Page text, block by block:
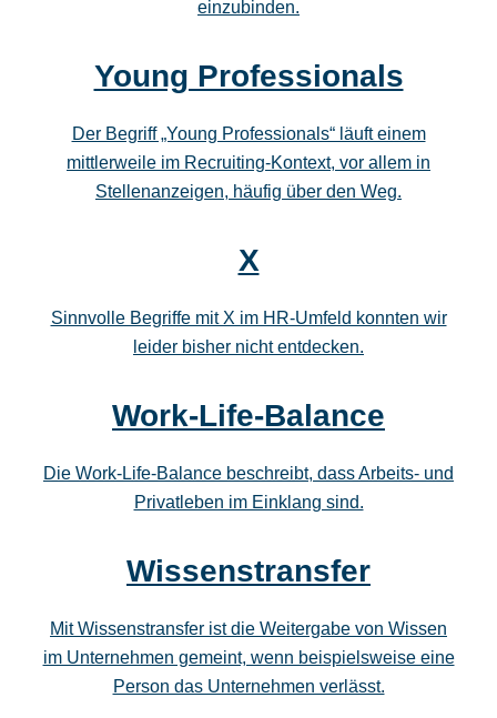
einzubinden.
Young Professionals
Der Begriff „Young Professionals“ läuft einem
mittlerweile im Recruiting-Kontext, vor allem in
Stellenanzeigen, häufig über den Weg.
X
Sinnvolle Begriffe mit X im HR-Umfeld konnten wir
leider bisher nicht entdecken.
Work-Life-Balance
Die Work-Life-Balance beschreibt, dass Arbeits- und
Privatleben im Einklang sind.
Wissenstransfer
Mit Wissenstransfer ist die Weitergabe von Wissen
im Unternehmen gemeint, wenn beispielsweise eine
Person das Unternehmen verlässt.